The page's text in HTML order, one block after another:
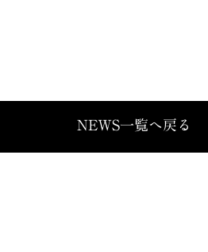
NEWS一覧へ戻る